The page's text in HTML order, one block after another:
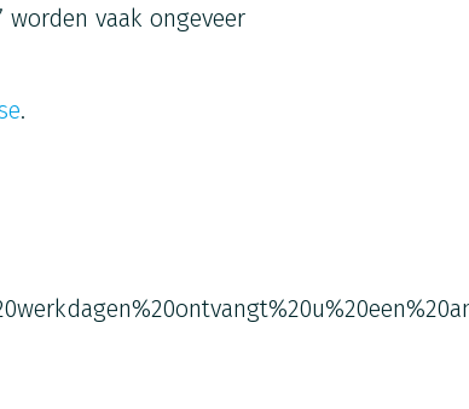
worden vaak ongeveer
.